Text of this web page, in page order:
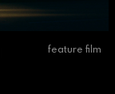
feature film